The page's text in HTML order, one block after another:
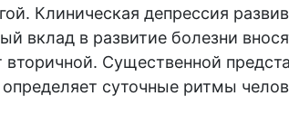
Клиническая депрессия
вклад в развитие болезни
Существенной
суточные ритмы